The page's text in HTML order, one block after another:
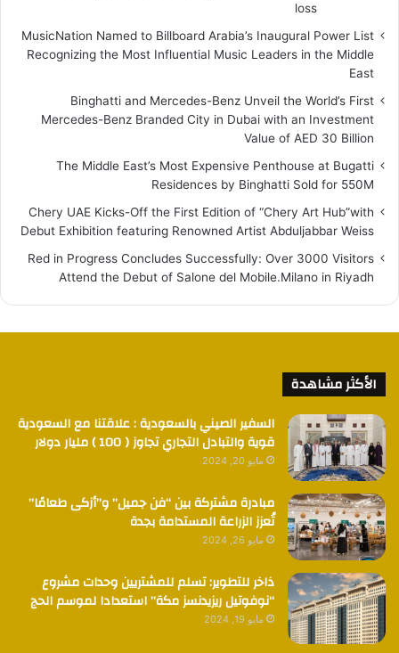
loss
MusicNation Named to Billboard Arabia’s Inaugural Power List
Recognizing the Most Influential Music Leaders in the Middle
East
Binghatti and Mercedes-Benz Unveil the World’s First
Mercedes-Benz Branded City in Dubai with an Investment
Value of AED 30 Billion
The Middle East’s Most Expensive Penthouse at Bugatti
Residences by Binghatti Sold for 550M
Chery UAE Kicks-Off the First Edition of “Chery Art Hub”with
Debut Exhibition featuring Renowned Artist Abduljabbar Weiss
Red in Progress Concludes Successfully: Over 3000 Visitors
Attend the Debut of Salone del Mobile.Milano in Riyadh
الأكثر مشاهدة
السفير الصيني بالسعودية : علاقتنا مع السعودية
قوية والتبادل التجاري تجاوز ( 100 ) مليار دولار
مايو 20, 2024
مبادرة مشتركة بين “فن جميل” و”أزكى طعامًا”
تُعزز الزراعة المستدامة بجدة
مايو 26, 2024
ذاخر للتطوير: تسلم للمشتريين وحدات مشروع
“نوفوتيل ريزيدنسز مكة” استعدادا لموسم الحج
مايو 19, 2024